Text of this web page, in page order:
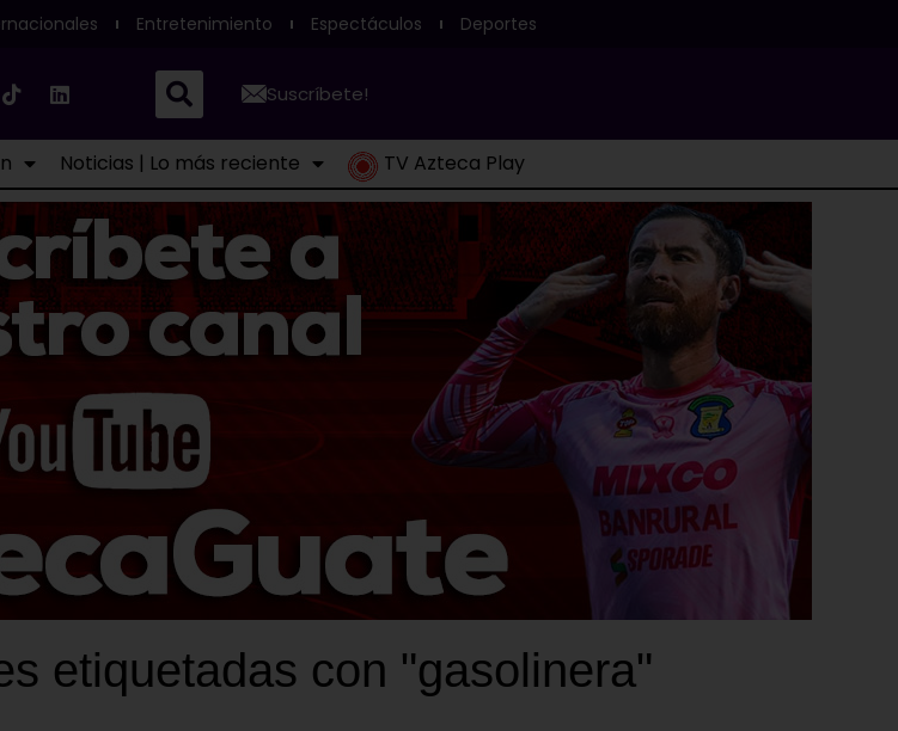
Entretenimiento Espectáculos Deportes
Suscríbete!
Noticias | Lo más reciente TV Azteca Play
etiquetadas con "gasolinera"